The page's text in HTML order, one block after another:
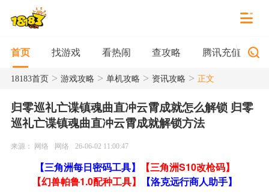
首页 找游戏 看热闹 查攻略 腾讯充值
18183首页> 游戏攻略 > 单机攻略 > 资讯攻略 > 正文
归零巡礼亡谍镇魂曲直冲云霄成就怎么解锁 归零
巡礼亡谍镇魂曲直冲云霄成就解锁方法
来源： 网络 网络 26-06-02 11:00:47
【三角洲每日密码工具】
【三角洲S10改枪码】
【幻兽帕鲁1.0配种工具】
【洛克远行商人助手】